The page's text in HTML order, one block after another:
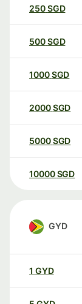
250SGD
500SGD
1000SGD
2000SGD
5000SGD
10000 SGD
GYD
1 GYD